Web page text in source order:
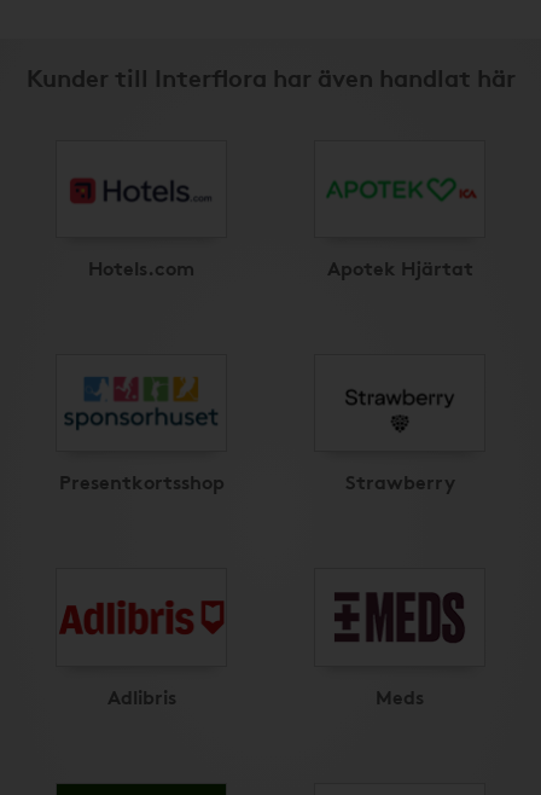
Kunder till Interflora har även handlat här
Hotels.com Apotek Hjärtat
Presentkortsshop Strawberry
Adlibris Meds